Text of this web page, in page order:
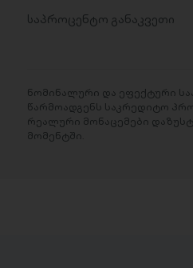
საპროცენტო განაკვეთი
ნომინალური და ეფექტური
წარმოადგენს საკრედიტო
რეალური მონაცემები
მომენტში.